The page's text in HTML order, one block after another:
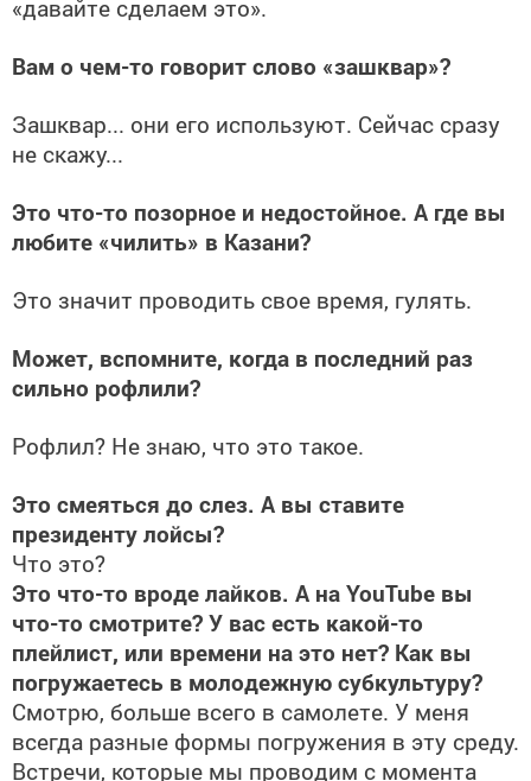
«давайте сделаем это».
Вам о чем-то говорит слово «зашквар»?
Зашквар... они его используют. Сейчас сразу
не скажу...
Это что-то позорное и недостойное. А где вы
любите «чилить» в Казани?
Это значит проводить свое время, гулять.
Может, вспомните, когда в последний раз
сильно рофлили?
Рофлил? Не знаю, что это такое.
Это смеяться до слез. А вы ставите
президенту лойсы?
Что это?
Это что-то вроде лайков. А на YouTube вы
что-то смотрите? У вас есть какой-то
плейлист, или времени на это нет? Как вы
погружаетесь в молодежную субкультуру?
Смотрю, больше всего в самолете. У меня
всегда разные формы погружения в эту среду.
Встречи, которые мы проводим с момента